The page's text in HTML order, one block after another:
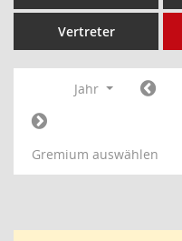
Vertreter
Jahr
Gremium auswählen